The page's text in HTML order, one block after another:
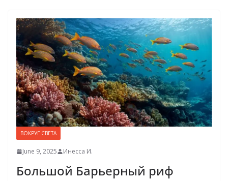
ВОКРУГ СВЕТА
June 9, 2025 Инесса И.
Большой Барьерный риф